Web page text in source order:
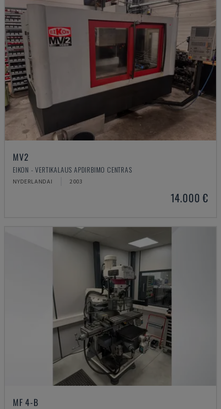
MV2
EIKON - VERTIKALAUS APDIRBIMO CENTRAS
NYDERLANDAI 2003
14.000 €
MF 4-B